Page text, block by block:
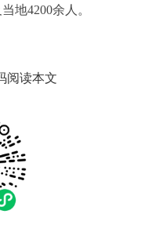
地4200余人。
阅读本文